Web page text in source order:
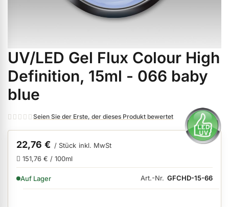
Gel Polish anzeigen
Acryl anzeigen
Nagellack & Flüssigkeiten anzeigen
NailArt anzeigen
Zum
Anfang
der
Bildgalerie
UV/LED Gel Flux Colour High
Definition, 15ml - 066 baby
blue
Seien Sie der Erste, der dieses Produkt bewertet
22,76 € / Stück inkl. MwSt
151,76 € / 100ml
VERFÜGBARKEIT:
Auf Lager Art.-Nr. GFCHD-15-66